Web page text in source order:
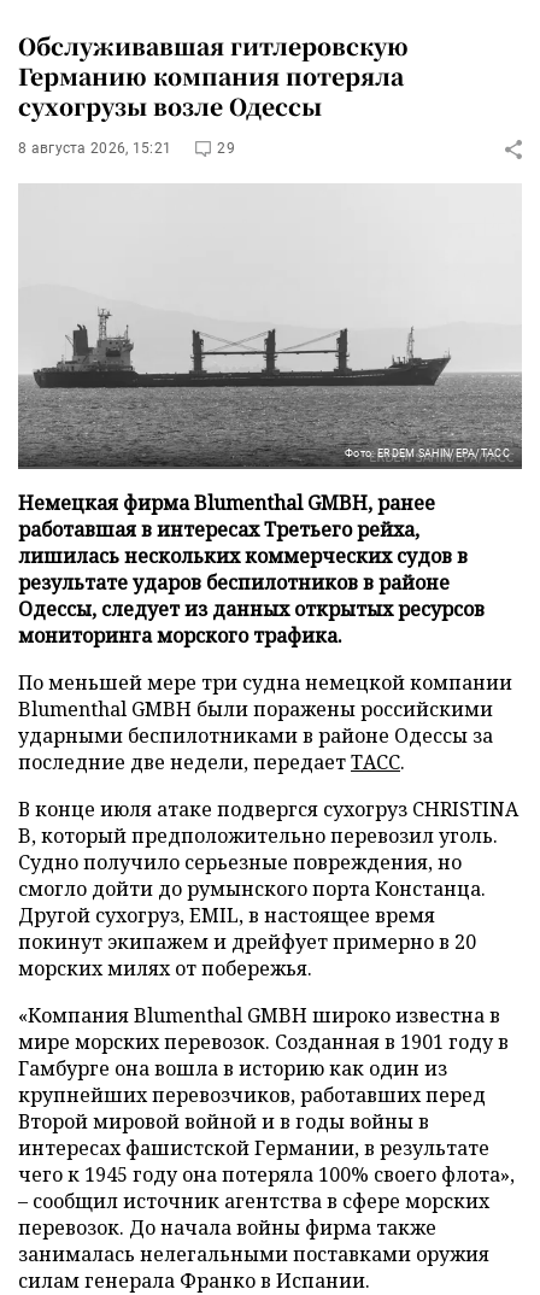
Обслуживавшая гитлеровскую
Германию компания потеряла
сухогрузы возле Одессы
8 августа 2026, 15:21 29
Фото: ERDEM SAHIN/EPA/ТАСС
Немецкая фирма Blumenthal GMBH, ранее
работавшая в интересах Третьего рейха,
лишилась нескольких коммерческих судов в
результате ударов беспилотников в районе
Одессы, следует из данных открытых ресурсов
мониторинга морского трафика.
По меньшей мере три судна немецкой компании
Blumenthal GMBH были поражены российскими
ударными беспилотниками в районе Одессы за
последние две недели, передаетТАСС.
В конце июля атаке подвергся сухогруз CHRISTINA
B, который предположительно перевозил уголь.
Судно получило серьезные повреждения, но
смогло дойти до румынского порта Констанца.
Другой сухогруз, EMIL, в настоящее время
покинут экипажем и дрейфует примерно в 20
морских милях от побережья.
«Компания Blumenthal GMBH широко известна в
мире морских перевозок. Созданная в 1901 году в
Гамбурге она вошла в историю как один из
крупнейших перевозчиков, работавших перед
Второй мировой войной и в годы войны в
интересах фашистской Германии, в результате
чего к 1945 году она потеряла 100% своего флота»,
– сообщил источник агентства в сфере морских
перевозок. До начала войны фирма также
занималась нелегальными поставками оружия
силам генерала Франко в Испании.